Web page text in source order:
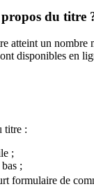
du titre
atteint un nombre
disponibles en
titre :
;
;
formulaire de